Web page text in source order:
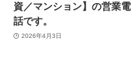
資／マンション】の営業電
話です。
2026年4月3日